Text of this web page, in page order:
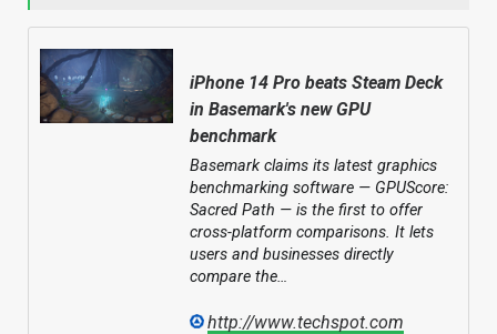
iPhone 14 Pro beats Steam Deck
in Basemark's new GPU
benchmark
Basemark claims its latest graphics
benchmarking software — GPUScore:
Sacred Path — is the first to offer
cross-platform comparisons. It lets
users and businesses directly
compare the…
http://www.techspot.com